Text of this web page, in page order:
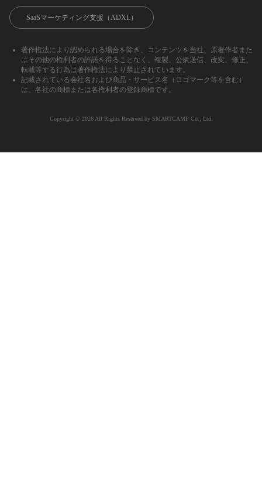
SaaSマーケティング支援（ADXL）
著作権法により認められる場合を除き、コンテンツを当社、原著作者また
はその他の権利者の許諾を得ることなく、複製、公衆送信、改変、修正、
転載等する行為は著作権法により禁止されています。
記載されている会社名および商品・サービス名（ロゴマーク等を含む）
は、各社の商標または各権利者の登録商標です。
Copyright ©︎ 2026 All Rights Reserved by SMARTCAMP Co., Ltd.